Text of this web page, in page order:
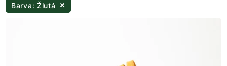
Barva: Žlutá